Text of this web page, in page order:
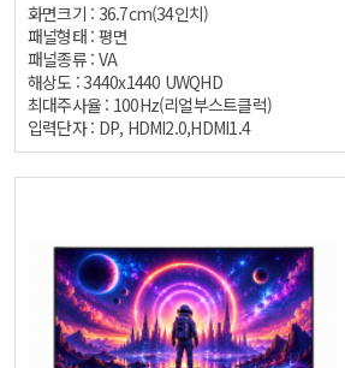
화면크기 : 36.7cm(34인치)
패널형태 : 평면
패널종류 : VA
해상도 : 3440x1440 UWQHD
최대주사율 : 100Hz(리얼부스트클럭)
입력단자 : DP, HDMI2.0,HDMI1.4